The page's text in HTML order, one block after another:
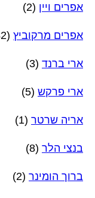
אפרים ויין (2)
אפרים מרקוביץ (32)
ארי ברנד (3)
ארי פרקש (5)
אריה שרטר (1)
בנצי הלר (8)
ברוך הומינר (2)